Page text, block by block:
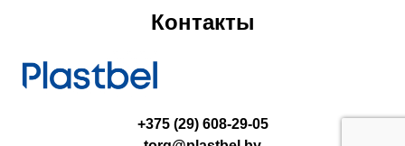
Контакты
+375 (29) 608-29-05